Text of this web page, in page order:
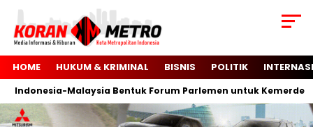
HOME HUKUM & KRIMINAL BISNIS POLITIK
Malaysia Bentuk Forum Parlemen untuk